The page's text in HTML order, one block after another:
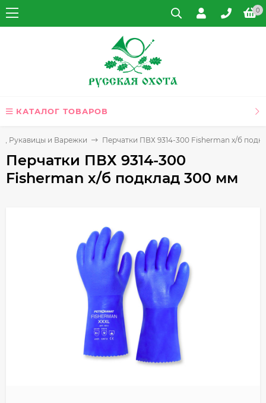
0
КАТАЛОГ ТОВАРОВ
Рукавицы и Варежки Перчатки ПВХ 9314-300 Fisherman х/б
Перчатки ПВХ 9314-300
Fisherman х/б подклад 300 мм